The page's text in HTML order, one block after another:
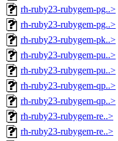
rh-ruby23-rubygem-pg..>
rh-ruby23-rubygem-pg..>
rh-ruby23-rubygem-pk..>
rh-ruby23-rubygem-pu..>
rh-ruby23-rubygem-pu..>
rh-ruby23-rubygem-qp..>
rh-ruby23-rubygem-qp..>
rh-ruby23-rubygem-re..>
rh-ruby23-rubygem-re..>